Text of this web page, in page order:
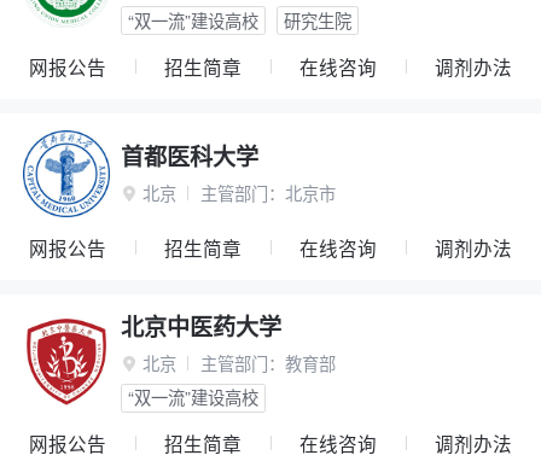
“双一流”建设高校
研究生院
网报公告 招生简章 在线咨询 调剂办法
首都医科大学
 北京 主管部门： 北京市
网报公告 招生简章 在线咨询 调剂办法
北京中医药大学
 北京 主管部门： 教育部
“双一流”建设高校
网报公告 招生简章 在线咨询 调剂办法